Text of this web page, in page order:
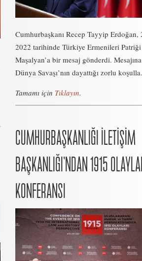
Cumhurbaşkanı Recep Tayyip Erdoğan,
2022 tarihinde Türkiye Ermenileri Patriği
Maşalyan’a bir mesaj gönderdi.
Dünya Savaşı’nın dayattığı zorlu
Tamamı için Tıklayın.
CUMHURBAŞKANLIĞI İLETİŞİM
BAŞKANLIĞI’NDAN 1915
KONFERANSI